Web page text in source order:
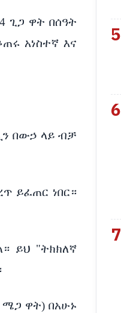
ጊጋ ዋት በሰዓት
አነስተኛ እና
በውኃ ላይ ብቻ
ይፈጠር ነበር።
ይህ "ትክክለኛ
ሜጋ ዋት) በአሁኑ
5
6
7